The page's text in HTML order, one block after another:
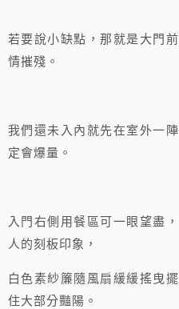
若要說小缺點，那就是大門
情摧殘。
我們還未入內就先在室外一
定會爆量。
入門右側用餐區可一眼望盡
人的刻板印象，
白色素紗簾隨風扇緩緩搖曳
住大部分豔陽。